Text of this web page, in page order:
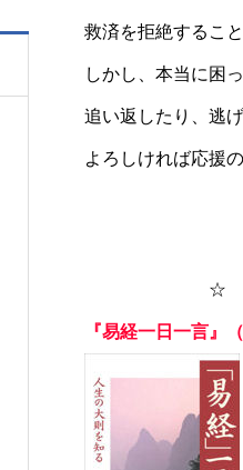
救済を拒絶すること
しかし、本当に困
追い返したり、逃
よろしければ応援の
☆
『易経一日一言』